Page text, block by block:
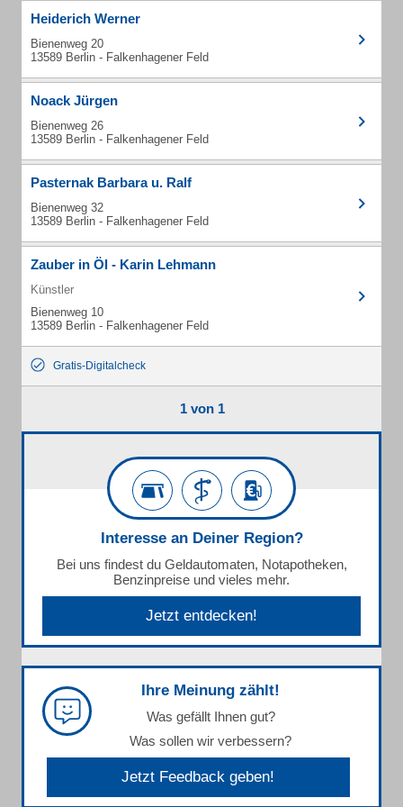
Heiderich Werner
Bienenweg 20
13589 Berlin - Falkenhagener Feld
Noack Jürgen
Bienenweg 26
13589 Berlin - Falkenhagener Feld
Pasternak Barbara u. Ralf
Bienenweg 32
13589 Berlin - Falkenhagener Feld
Zauber in Öl - Karin Lehmann
Künstler
Bienenweg 10
13589 Berlin - Falkenhagener Feld
Gratis-Digitalcheck
1 von 1
Interesse an Deiner Region?
Bei uns findest du Geldautomaten, Notapotheken,
Benzinpreise und vieles mehr.
Jetzt entdecken!
Ihre Meinung zählt!
Was gefällt Ihnen gut?
Was sollen wir verbessern?
Jetzt Feedback geben!